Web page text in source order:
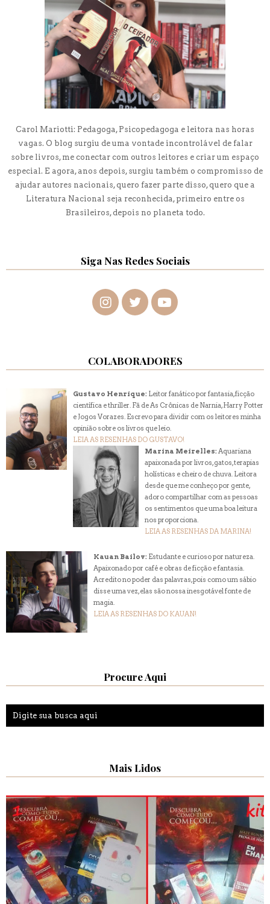
Carol Mariotti: Pedagoga, Psicopedagoga e leitora nas horas
vagas. O blog surgiu de uma vontade incontrolável de falar
sobre livros, me conectar com outros leitores e criar um espaço
especial. E agora, anos depois, surgiu também o compromisso de
ajudar autores nacionais, quero fazer parte disso, quero que a
Literatura Nacional seja reconhecida, primeiro entre os
Brasileiros, depois no planeta todo.
Siga Nas Redes Sociais
COLABORADORES
Gustavo Henrique: Leitor fanático por fantasia, ficção
científica e thriller. Fã de As Crônicas de Narnia, Harry Potter
e Jogos Vorazes. Escrevo para dividir com os leitores minha
opinião sobre os livros que leio.
LEIA AS RESENHAS DO GUSTAVO!
Marina Meirelles:Aquariana
apaixonada por livros, gatos, terapias
holísticas e cheiro de chuva. Leitora
desde que me conheço por gente,
adoro compartilhar com as pessoas
os sentimentos que uma boa leitura
nos proporciona.
LEIA AS RESENHAS DA MARINA!
Kauan Bailov: Estudante e curioso por natureza.
Apaixonado por café e obras de ficção e fantasia.
Acredito no poder das palavras, pois como um sábio
disse uma vez, elas são nossa inesgotável fonte de
magia.
LEIA AS RESENHAS DO KAUAN!
Procure Aqui
Mais Lidos